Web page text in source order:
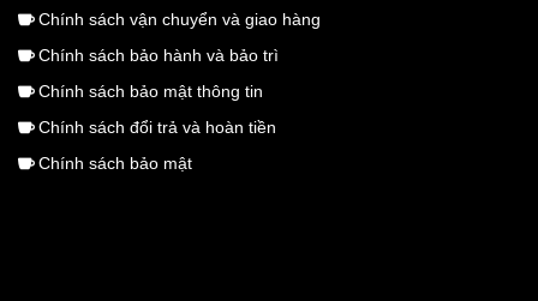
Chính sách vận chuyển và giao hàng
Chính sách bảo hành và bảo trì
Chính sách bảo mật thông tin
Chính sách đổi trả và hoàn tiền
Chính sách bảo mật